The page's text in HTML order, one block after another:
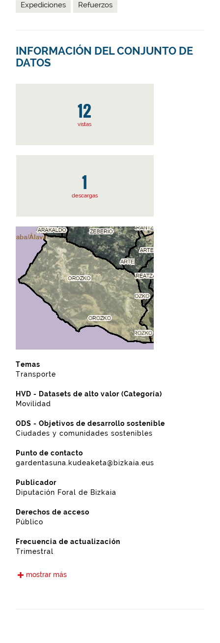
Expediciones
Refuerzos
INFORMACIÓN DEL CONJUNTO DE
DATOS
12
vistas
1
descargas
Temas
Transporte
HVD - Datasets de alto valor (Categoría)
Movilidad
ODS - Objetivos de desarrollo sostenible
Ciudades y comunidades sostenibles
Punto de contacto
gardentasuna.kudeaketa@bizkaia.eus
Publicador
Diputación Foral de Bizkaia
Derechos de acceso
Público
Frecuencia de actualización
Trimestral
Idiomas
Fecha de puesta a disposición
mostrar más